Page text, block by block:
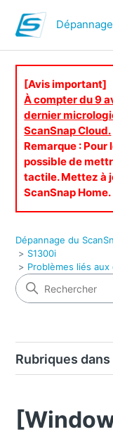
[Avis important]
À compter du 9
dernier
ScanSnap Cloud.
Remarque : Pour
possible de
tactile. Mettez à
ScanSnap Home.
Dépannage du
S1300i
Problèmes liés
Rubriques